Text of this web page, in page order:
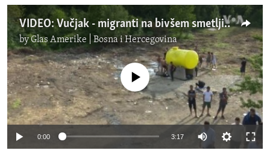
VIDEO: Vučjak - migranti na bivšem smetljištu
byGlas Amerike | Bosna i Hercegovina
No media source currently available
0:00 3:17